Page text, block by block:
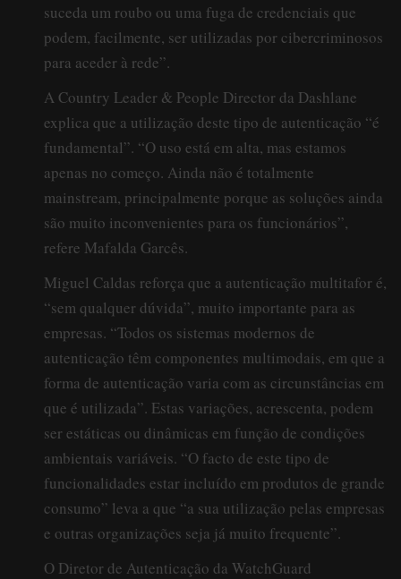
suceda um roubo ou uma fuga de credenciais que
podem, facilmente, ser utilizadas por cibercriminosos
para aceder à rede”.
A Country Leader & People Director da Dashlane
explica que a utilização deste tipo de autenticação “é
fundamental”. “O uso está em alta, mas estamos
apenas no começo. Ainda não é totalmente
mainstream, principalmente porque as soluções ainda
são muito inconvenientes para os funcionários”,
refere Mafalda Garcês.
Miguel Caldas reforça que a autenticação multitafor é,
“sem qualquer dúvida”, muito importante para as
empresas. “Todos os sistemas modernos de
autenticação têm componentes multimodais, em que a
forma de autenticação varia com as circunstâncias em
que é utilizada”. Estas variações, acrescenta, podem
ser estáticas ou dinâmicas em função de condições
ambientais variáveis. “O facto de este tipo de
funcionalidades estar incluído em produtos de grande
consumo” leva a que “a sua utilização pelas empresas
e outras organizações seja já muito frequente”.
O Diretor de Autenticação da WatchGuard